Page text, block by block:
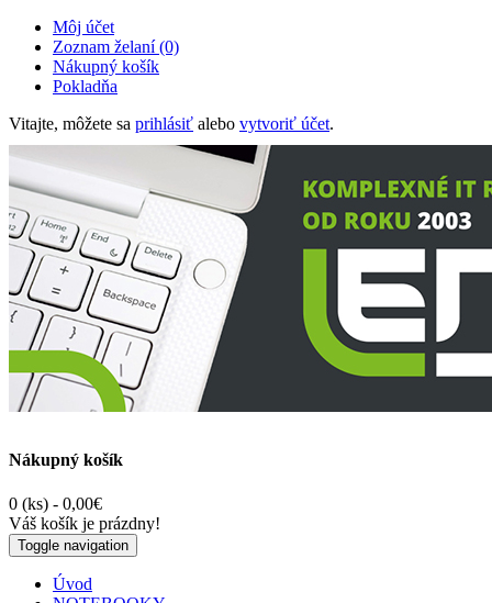
Môj účet
Zoznam želaní (0)
Nákupný košík
Pokladňa
Vitajte, môžete sa prihlásiť alebo vytvoriť účet.
Nákupný košík
0 (ks) - 0,00€
Váš košík je prázdny!
Toggle navigation
Úvod